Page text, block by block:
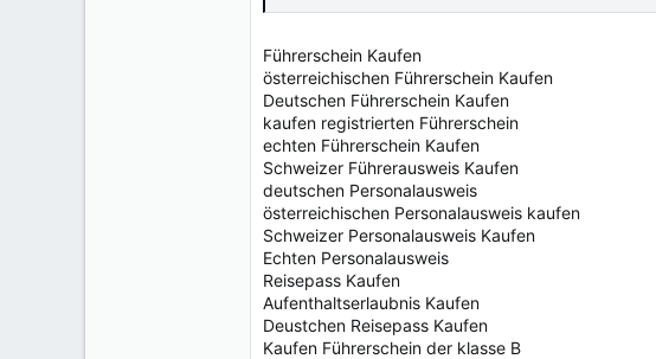
Führerschein Kaufen
österreichischen Führerschein Kaufen
Deutschen Führerschein Kaufen
kaufen registrierten Führerschein
echten Führerschein Kaufen
Schweizer Führerausweis Kaufen
deutschen Personalausweis
österreichischen Personalausweis kaufen
Schweizer Personalausweis Kaufen
Echten Personalausweis
Reisepass Kaufen
Aufenthaltserlaubnis Kaufen
Deustchen Reisepass Kaufen
Kaufen Führerschein der klasse B